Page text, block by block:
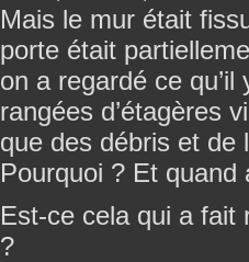
Mais le mur était
porte était
on a regardé ce
rangées d’étagères
que des débris et de
Pourquoi ? Et
Est-ce cela qui a fait
?